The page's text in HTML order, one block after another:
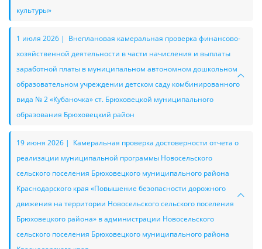
культуры»
1 июля 2026 | Внеплановая камеральная проверка финансово-
хозяйственной деятельности в части начисления и выплаты
заработной платы в муниципальном автономном дошкольном
образовательном учреждении детском саду комбинированного
вида № 2 «Кубаночка» ст. Брюховецкой муниципального
образования Брюховецкий район
19 июня 2026 | Камеральная проверка достоверности отчета о
реализации муниципальной программы Новосельского
сельского поселения Брюховецкого муниципального района
Краснодарского края «Повышение безопасности дорожного
движения на территории Новосельского сельского поселения
Брюховецкого района» в администрации Новосельского
сельского поселения Брюховецкого муниципального района